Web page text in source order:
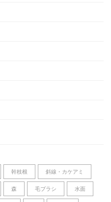
幹枝根 斜線・カケアミ
森 毛ブラシ 水面